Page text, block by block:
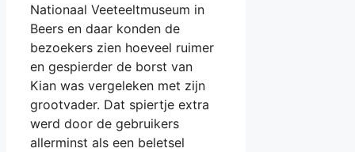
Nationaal Veeteeltmuseum in
Beers en daar konden de
bezoekers zien hoeveel ruimer
en gespierder de borst van
Kian was vergeleken met zijn
grootvader. Dat spiertje extra
werd door de gebruikers
allerminst als een beletsel